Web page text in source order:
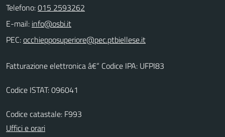
Telefono:015 2593262
E-mail:
PEC:
Fatturazione elettronica â€“ Codice IPA: UFPI83
Codice ISTAT: 096041
Codice catastale: F993
Uffici e orari